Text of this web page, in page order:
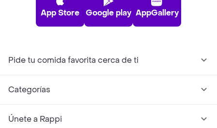
App Store Google play AppGallery
Pide tu comida favorita cerca de ti
Categorías
Únete a Rappi